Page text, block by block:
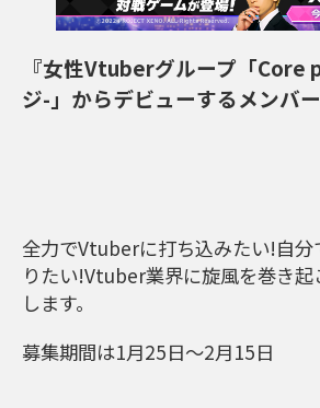
『女性Vtuberグループ「Core
ジ-」からデビューするメンバー
全力でVtuberに打ち込みたい!自分
りたい!Vtuber業界に旋風を巻き
します。
募集期間は1月25日～2月15日